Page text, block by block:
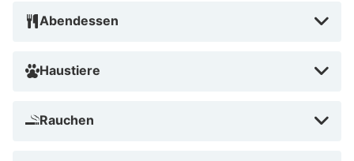
Abendessen
Haustiere
Rauchen